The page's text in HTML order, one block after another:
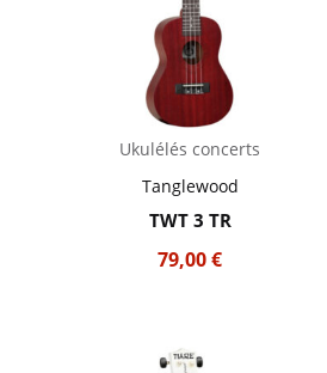
Ukulélés concerts
Tanglewood
TWT 3 TR
79,00€